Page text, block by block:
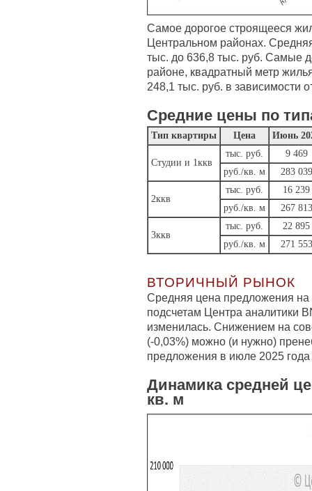
Самое дорогое строящееся
Центральном районах.
тыс. до 636,8 тыс. руб. Самые
районе, квадратный метр
248,1 тыс. руб. в зависимости
Средние цены по
Тип квартиры Цена Июнь
Студии и 1ккв
тыс. руб.
9 469
руб./кв. м
283 039
2ккв
тыс. руб.
16 239
руб./кв. м
267 813
3ккв
тыс. руб.
22 895
руб./кв. м
271 553
ВТОРИЧНЫЙ РЫНОК
Средняя цена предложения на
подсчетам Центра аналитики
изменилась. Снижением на
(-0,03%) можно (и нужно)
предложения в июле 2025
Динамика средней
кв. м